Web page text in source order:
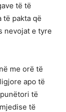
të të
të pakta që
nevojat e tyre
me orë të
apo të
të
të